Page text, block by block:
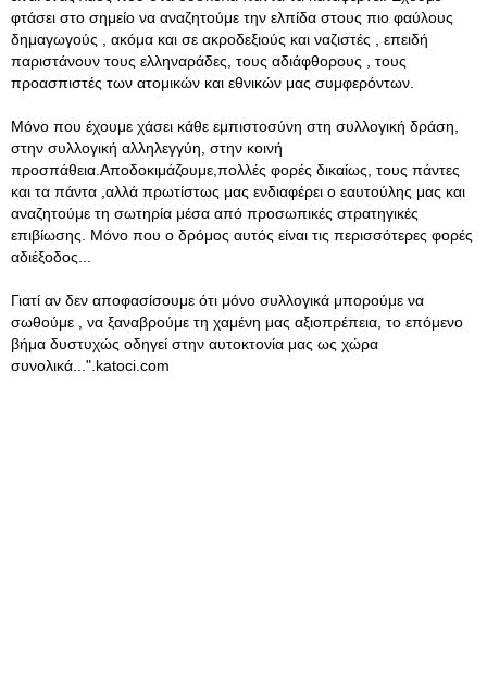
φτάσει στο σημείο να αναζητούμε την ελπίδα στους πιο φαύλους
δημαγωγούς , ακόμα και σε ακροδεξιούς και ναζιστές , επειδή
παριστάνουν τους ελληναράδες, τους αδιάφθορους , τους
προασπιστές των ατομικών και εθνικών μας συμφερόντων.
Μόνο που έχουμε χάσει κάθε εμπιστοσύνη στη συλλογική δράση,
στην συλλογική αλληλεγγύη, στην κοινή
προσπάθεια.Αποδοκιμάζουμε,πολλές φορές δικαίως, τους πάντες
και τα πάντα ,αλλά πρωτίστως μας ενδιαφέρει ο εαυτούλης μας και
αναζητούμε τη σωτηρία μέσα από προσωπικές στρατηγικές
επιβίωσης. Μόνο που ο δρόμος αυτός είναι τις περισσότερες φορές
αδιέξοδος...
Γιατί αν δεν αποφασίσουμε ότι μόνο συλλογικά μπορούμε να
σωθούμε , να ξαναβρούμε τη χαμένη μας αξιοπρέπεια, το επόμενο
βήμα δυστυχώς οδηγεί στην αυτοκτονία μας ως χώρα
συνολικά...".katoci.com